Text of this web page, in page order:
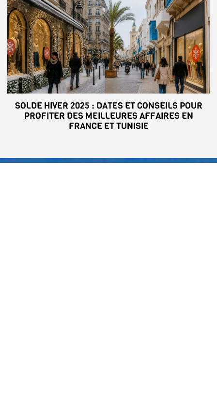
SOLDE HIVER 2025 : DATES ET CONSEILS POUR
PROFITER DES MEILLEURES AFFAIRES EN
FRANCE ET TUNISIE